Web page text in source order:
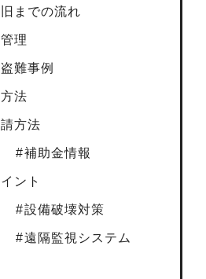
までの流れ
理
難事例
法
方法
補助金情報
ント
設備破壊対策
遠隔監視システム